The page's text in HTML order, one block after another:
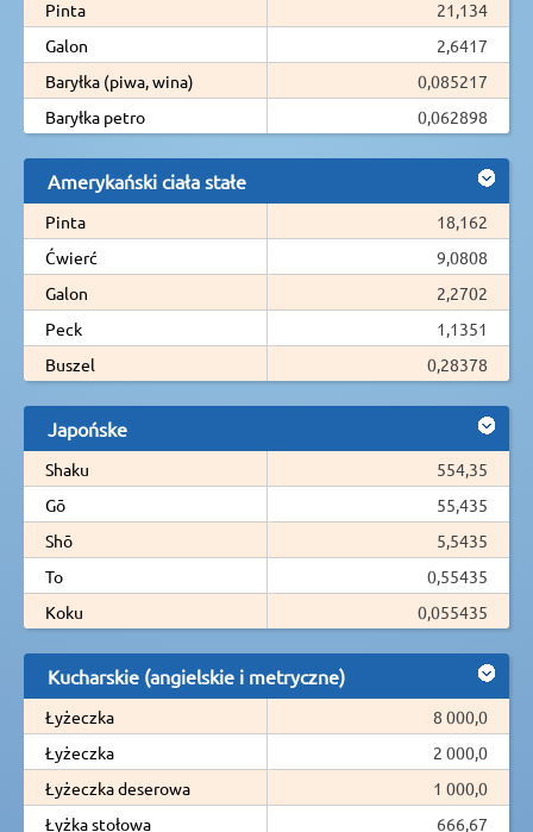
Pinta
21,134
Galon
2,6417
Baryłka (piwa, wina)
0,085217
Baryłka petro
0,062898
Amerykański ciała stałe
Pinta
18,162
Ćwierć
9,0808
Galon
2,2702
Peck
1,1351
Buszel
0,28378
Japońske
Shaku
554,35
Gō
55,435
Shō
5,5435
To
0,55435
Koku
0,055435
Kucharskie (angielskie i metryczne)
Łyżeczka
8 000,0
Łyżeczka
2 000,0
Łyżeczka deserowa
1 000,0
Łyżka stołowa
666,67